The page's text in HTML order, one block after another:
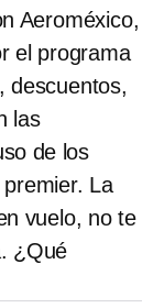
Aeroméxico,
el programa
descuentos,
las
de los
La
vuelo, no te
¿Qué